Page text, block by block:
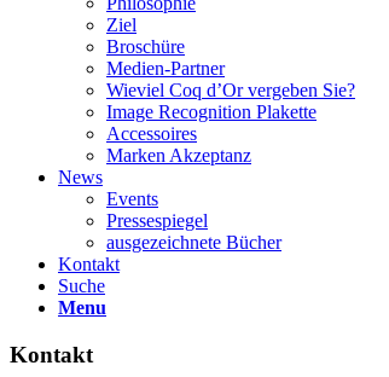
Ziel
Broschüre
Medien-Partner
Wieviel Coq d’Or vergeben Sie?
Image Recognition Plakette
Accessoires
Marken Akzeptanz
News
Events
Pressespiegel
ausgezeichnete Bücher
Kontakt
Suche
Menu
Kontakt